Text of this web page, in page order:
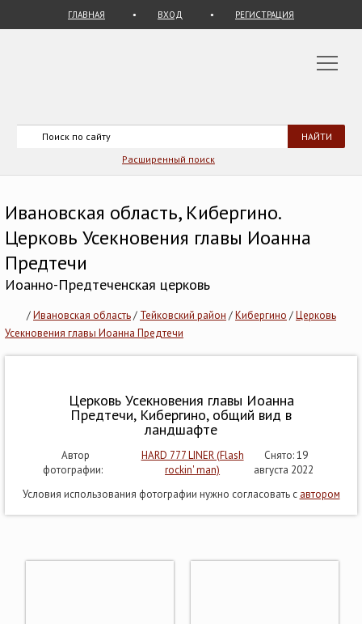
ГЛАВНАЯ ВХОД РЕГИСТРАЦИЯ
Расширенный поиск
Ивановская область, Кибергино.
Церковь Усекновения главы Иоанна
Предтечи
Иоанно-Предтеченская церковь
/Ивановская область/ Тейковский район /Кибергино /Церковь
Усекновения главы Иоанна Предтечи
Церковь Усекновения главы Иоанна
Предтечи, Кибергино, общий вид в
ландшафте
Автор
фотографии:
HARD 777 LINER (Flash
rockin' man)
Снято: 19
августа 2022
Условия использования фотографии нужно согласовать с автором